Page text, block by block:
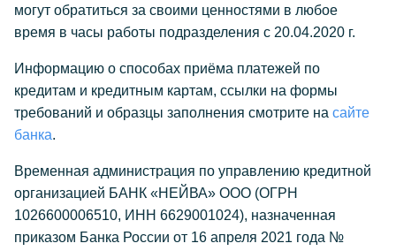
могут обратиться за своими ценностями в любое
время в часы работы подразделения с 20.04.2020 г.
Информацию о способах приёма платежей по
кредитам и кредитным картам, ссылки на формы
требований и образцы заполнения смотрите на сайте
банка.
Временная администрация по управлению кредитной
организацией БАНК «НЕЙВА» ООО (ОГРН
1026600006510, ИНН 6629001024), назначенная
приказом Банка России от 16 апреля 2021 года №